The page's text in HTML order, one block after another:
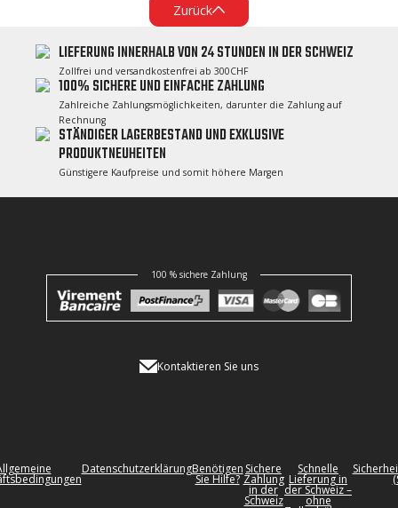
Zurück
LIEFERUNG INNERHALB VON 24 STUNDEN IN DER SCHWEIZ
Zollfrei und versandkostenfrei ab 300CHF
100% SICHERE UND EINFACHE ZAHLUNG
Zahlreiche Zahlungsmöglichkeiten, darunter die Zahlung auf
Rechnung
STÄNDIGER LAGERBESTAND UND EXKLUSIVE
PRODUKTNEUHEITEN
Günstigere Kaufpreise und somit höhere Margen
100 % sichere Zahlung
Kontaktieren Sie uns
DatenschutzerklärungBenötigen
Sie Hilfe?
Sichere
Zahlung
in der
Schweiz
Schnelle
Lieferung in
der Schweiz –
ohne